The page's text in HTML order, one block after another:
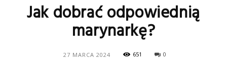
Jak dobrać odpowiednią
marynarkę?
27 MARCA 2024 651 0